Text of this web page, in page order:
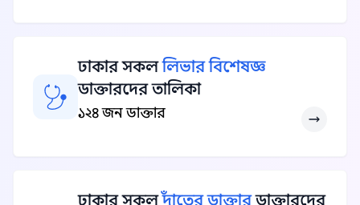
ঢাকার সকললিভার বিশেষজ্ঞ
ডাক্তারদের তালিকা
১২৪ জন ডাক্তার
ঢাকার সকলদাঁতের ডাক্তারডাক্তারদের